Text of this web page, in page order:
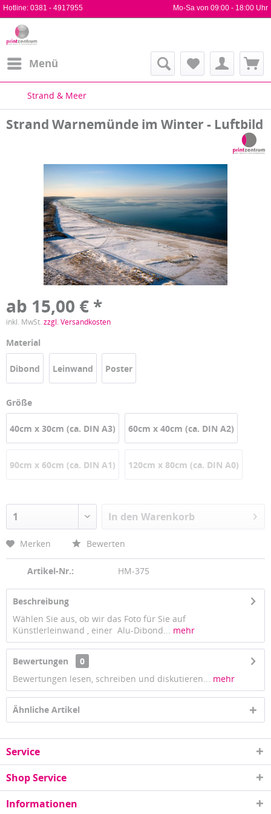
Hotline: 0381 - 4917955 Mo-Sa von 09:00 - 18:00 Uhr
Menü
Strand & Meer
Strand Warnemünde im Winter - Luftbild
ab 15,00 € *
inkl. MwSt. zzgl. Versandkosten
Material
Dibond Leinwand Poster
Größe
40cm x 30cm (ca. DIN A3) 60cm x 40cm (ca. DIN A2)
90cm x 60cm (ca. DIN A1) 120cm x 80cm (ca. DIN A0)
In den Warenkorb
Merken Bewerten
Artikel-Nr.: HM-375
Beschreibung
Wählen Sie aus, ob wir das Foto für Sie auf
Künstlerleinwand , einer Alu-Dibond... mehr
Bewertungen
0
Bewertungen lesen, schreiben und diskutieren... mehr
Ähnliche Artikel
Service
Shop Service
Informationen